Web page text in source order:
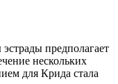
предполагает
нескольких
для Крида стала